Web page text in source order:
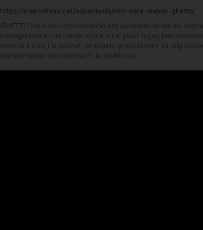
https://mercatflors.cat/espectacle/circ-dara-mateix-ghetto/
GHETTOparla de com l’addicció pot apoderar-se de les
protagonista en un cercle viciós on el plaer fugaç
entre la il·lusió i la realitat, emergeix gradualment un raig
transformador del sofriment i la resiliència.